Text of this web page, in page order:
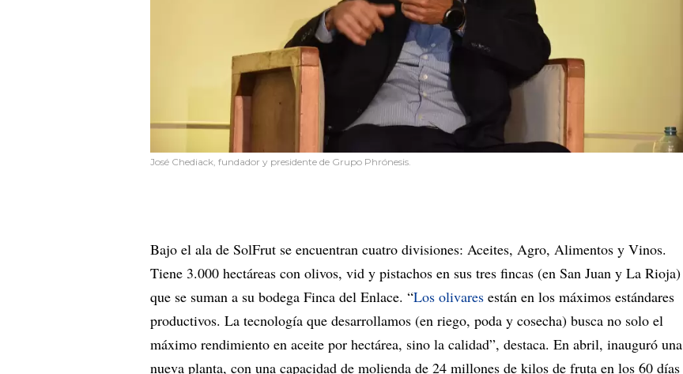
José Chediack, fundador y presidente de Grupo Phrónesis.
Bajo el ala de SolFrut se encuentran cuatro divisiones: Aceites, Agro, Alimentos y Vinos.
Tiene 3.000 hectáreas con olivos, vid y pistachos en sus tres fincas (en San Juan y La Rioja)
que se suman a su bodega Finca del Enlace. “Los olivares están en los máximos estándares
productivos. La tecnología que desarrollamos (en riego, poda y cosecha) busca no solo el
máximo rendimiento en aceite por hectárea, sino la calidad”, destaca. En abril, inauguró una
nueva planta, con una capacidad de molienda de 24 millones de kilos de fruta en los 60 días